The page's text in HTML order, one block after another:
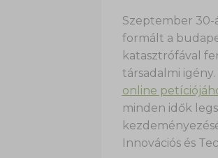
Szeptember 30-
formált a
katasztrófával
társadalmi
online
minden idők
Innovációs és